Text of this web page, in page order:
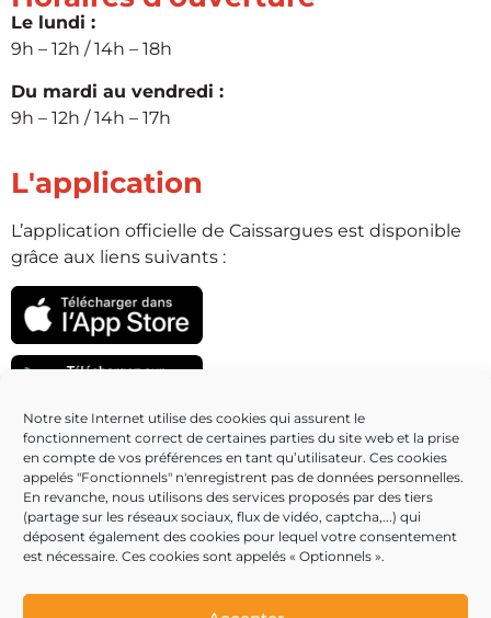
Notre site Internet utilise des cookies qui assurent le
fonctionnement correct de certaines parties du site web et la prise
en compte de vos préférences en tant qu’utilisateur. Ces cookies
appelés "Fonctionnels" n'enregistrent pas de données personnelles.
En revanche, nous utilisons des services proposés par des tiers
(partage sur les réseaux sociaux, flux de vidéo, captcha,...) qui
déposent également des cookies pour lequel votre consentement
est nécessaire. Ces cookies sont appelés « Optionnels ».
Le lundi :
9h – 12h / 14h – 18h
Du mardi au vendredi :
9h – 12h / 14h – 17h
L'application
L’application officielle de Caissargues est disponible
grâce aux liens suivants :
Partenaires